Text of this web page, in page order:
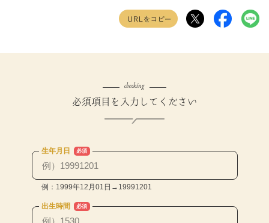
checking
必須項目を入力してください
生年月日 必須
例：1999年12月01日→19991201
出生時間 必須